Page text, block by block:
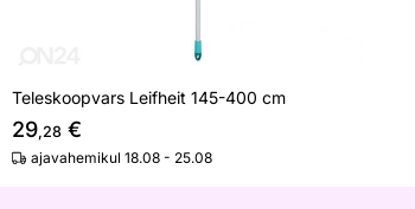
Teleskoopvars Leifheit 145-400 cm
29,28 €
ajavahemikul 18.08 - 25.08